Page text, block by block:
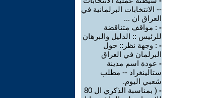
-- الانتخابات البرلمانية في
العراق ان ...
- : مواقف متناقضة
للرئيس :: الدليل والبرهان
- : وجهة نظر:: حول
البرلمان في العراق
- عودة اسم مدينة
ستالينغراد -- مطلب
شعبي اليوم.
-
( بمناسبة الذكري ال 80